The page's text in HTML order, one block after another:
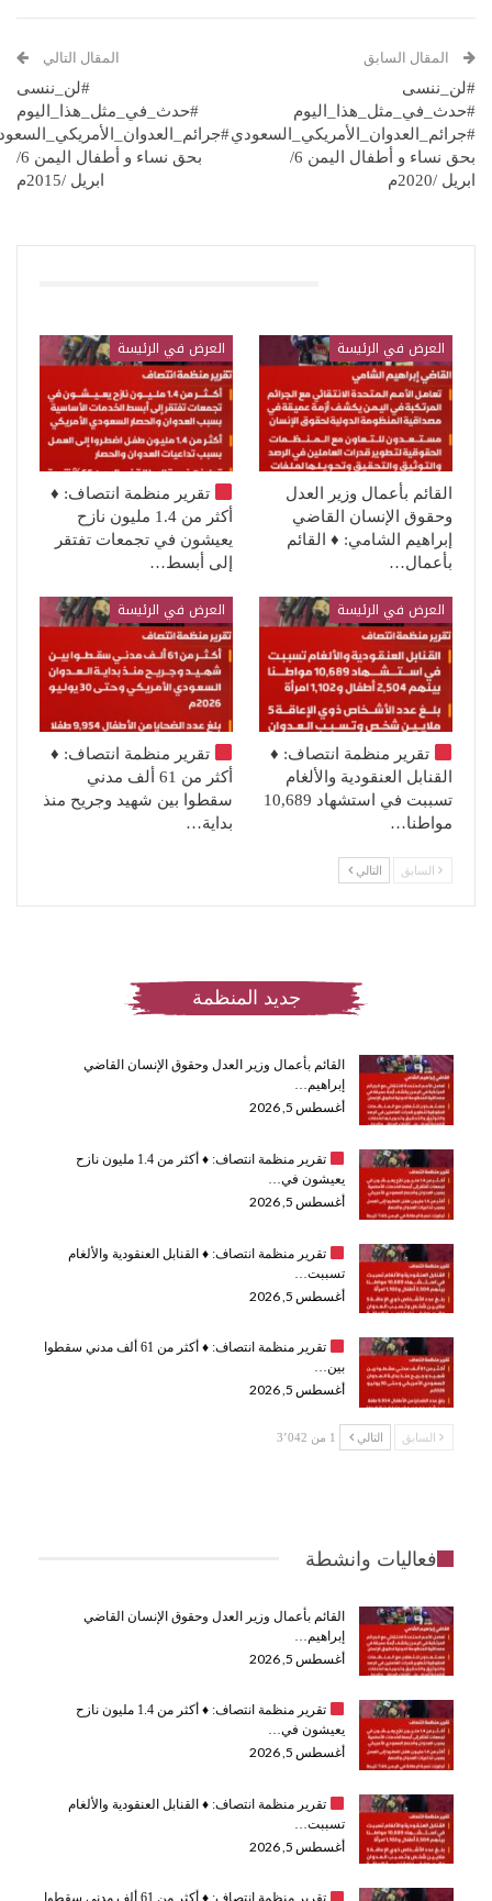
المقال السابق
#لن_ننسى
#حدث_في_مثل_هذا_اليوم
#جرائم_العدوان_الأمريكي_السعودي
بحق نساء و أطفال اليمن 6/
ابريل /2020م
المقال التالي
#لن_ننسى
#حدث_في_مثل_هذا_اليوم
بحق نساء و أطفال اليمن 6/
ابريل /2015م
العرض في الرئيسة
القائم بأعمال وزير العدل
وحقوق الإنسان القاضي
إبراهيم الشامي: ♦️ القائم
بأعمال…
العرض في الرئيسة
تقرير منظمة انتصاف: ♦️
أكثر من 1.4 مليون نازح
يعيشون في تجمعات تفتقر
إلى أبسط…
العرض في الرئيسة
تقرير منظمة انتصاف: ♦️
القنابل العنقودية والألغام
تسببت في استشهاد 10,689
مواطنا…
العرض في الرئيسة
تقرير منظمة انتصاف: ♦️
أكثر من 61 ألف مدني
سقطوا بين شهيد وجريح منذ
بداية…
السابق التالي
جديد المنظمة
القائم بأعمال وزير العدل وحقوق الإنسان القاضي
إبراهيم…
أغسطس 5, 2026
تقرير منظمة انتصاف: ♦️
أكثر من 1.4 مليون نازح
يعيشون في…
أغسطس 5, 2026
تقرير منظمة انتصاف: ♦️القنابل العنقودية والألغام
تسببت…
أغسطس 5, 2026
تقرير منظمة انتصاف: ♦️
أكثر من 61 ألف مدني سقطوا
بين…
أغسطس 5, 2026
السابق التالي 1 من 3٬042
فعاليات وانشطة
القائم بأعمال وزير العدل وحقوق الإنسان القاضي
إبراهيم…
أغسطس 5, 2026
تقرير منظمة انتصاف: ♦️
أكثر من 1.4 مليون نازح
يعيشون في…
أغسطس 5, 2026
تقرير منظمة انتصاف: ♦️القنابل العنقودية والألغام
تسببت…
أغسطس 5, 2026